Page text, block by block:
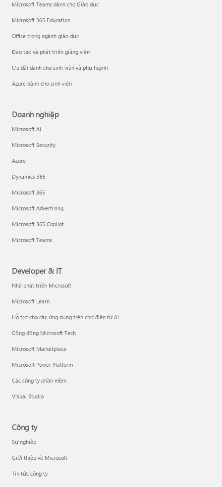
Microsoft Teams dành cho Giáo dục
Microsoft 365 Education
Office trong ngành giáo dục
Đào tạo và phát triển giảng viên
Ưu đãi dành cho sinh viên và phụ huynh
Azure dành cho sinh viên
Doanh nghiệp
Microsoft AI
Microsoft Security
Azure
Dynamics 365
Microsoft 365
Microsoft Advertising
Microsoft 365 Copilot
Microsoft Teams
Developer & IT
Nhà phát triển Microsoft
Microsoft Learn
Hỗ trợ cho các ứng dụng trên chợ điện tử AI
Cộng đồng Microsoft Tech
Microsoft Marketplace
Microsoft Power Platform
Các công ty phần mềm
Visual Studio
Công ty
Sự nghiệp
Giới thiệu về Microsoft
Tin tức công ty